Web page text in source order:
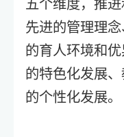
五个维度，推
先进的管理理
的育人环境和
的特色化发展
的个性化发展。